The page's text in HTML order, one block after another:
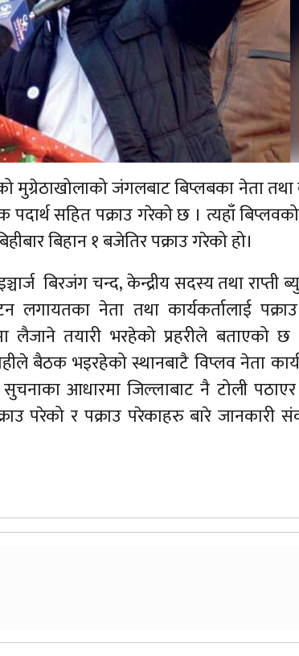
मुग्रेठाखोलाको जंगलबाट बिप्लबका नेता तथा
पदार्थ सहित पक्राउ गरेको छ । त्यहाँ
बिहान १ बजेतिर पक्राउ गरेको हो।
बिरजंग चन्द, केन्द्रीय सदस्य तथा राप्ती
लगायतका नेता तथा कार्यकर्तालाई
लैजाने तयारी भरहेको प्रहरीले बताएको छ
बैठक भइरहेको स्थानबाटै विप्लव नेता
आधारमा जिल्लाबाट नै टोली पठाएर
परेको र पक्राउ परेकाहरु बारे जानकारी